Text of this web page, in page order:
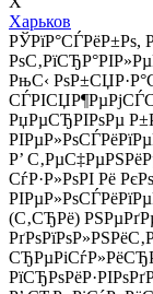
Харьков
РЎРїР°СЃРёР±Рѕ,
РњС‹
РџРµСЂРІРѕРµ
Р’
СѓР·Р»РѕРІ Рё
(С‚СЂРё)